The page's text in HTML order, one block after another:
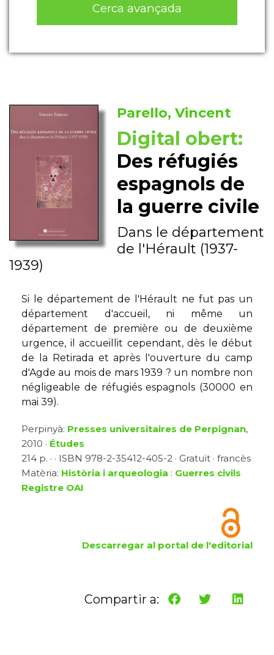
Cerca avançada
Parello, Vincent
Digital obert:
Des réfugiés
espagnols de
la guerre civile
Dans le département
de l'Hérault (1937-
1939)
Si le département de l'Hérault ne fut pas un
département d'accueil, ni même un
département de première ou de deuxième
urgence, il accueillit cependant, dès le début
de la Retirada et après l'ouverture du camp
d'Agde au mois de mars 1939 ? un nombre non
négligeable de réfugiés espagnols (30000 en
mai 39).
Perpinyà: Presses universitaires de Perpignan,
2010 · Études
214 p. · · ISBN 978-2-35412-405-2 · Gratuït · francès
Matèria: Història i arqueologia : Guerres civils
Registre OAI
Descarregar al portal de l'editorial
Compartir a: